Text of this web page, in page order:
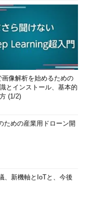
画像解析を始めるための
とインストール、基本的
(1/2)
ための産業用ドローン開
、新機軸とIoTと、今後